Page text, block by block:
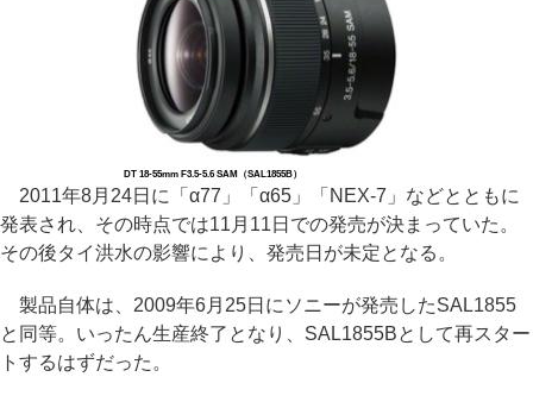
DT 18-55mm F3.5-5.6 SAM（SAL1855B）
2011年8月24日に「α77」「α65」「NEX-7」などとともに
発表され、その時点では11月11日での発売が決まっていた。
その後タイ洪水の影響により、発売日が未定となる。
製品自体は、2009年6月25日にソニーが発売したSAL1855
と同等。いったん生産終了となり、SAL1855Bとして再スター
トするはずだった。